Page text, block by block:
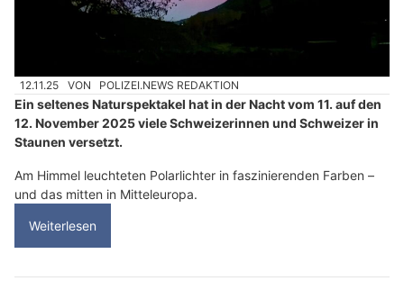
12.11.25 VON POLIZEI.NEWS REDAKTION
Ein seltenes Naturspektakel hat in der Nacht vom 11. auf den
12. November 2025 viele Schweizerinnen und Schweizer in
Staunen versetzt.
Am Himmel leuchteten Polarlichter in faszinierenden Farben –
und das mitten in Mitteleuropa.
Weiterlesen